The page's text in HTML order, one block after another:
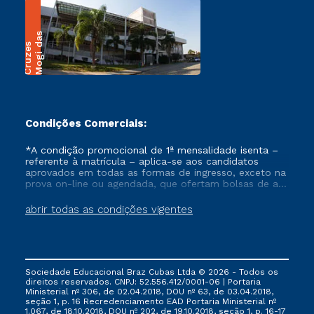
M
o
g
i
da
s
C
r
u
z
e
s
Condições Comerciais:
abrir todas as condições vigentes
*A condição promocional de 1ª mensalidade isenta –
referente à matrícula – aplica-se aos candidatos
aprovados em todas as formas de ingresso, exceto na
prova on-line ou agendada, que ofertam bolsas de até
vigente, que ainda não tenham efetivado e/ou não
tenham cancelado ou trancado sua matrícula em uma
via FIES, Prouni e outros programas governamentais, e
não se acumula com nenhuma outra campanha
ofertada pela Instituição.
Sociedade Educacional Braz Cubas Ltda © 2026 - Todos os
direitos reservados. CNPJ: 52.556.412/0001-06 | Portaria
Ministerial nº 306, de 02.04.2018, DOU nº 63, de 03.04.2018,
seção 1, p. 16 Recredenciamento EAD Portaria Ministerial nº
1.067, de 18.10.2018, DOU nº 202, de 19.10.2018, seção 1, p. 16-17